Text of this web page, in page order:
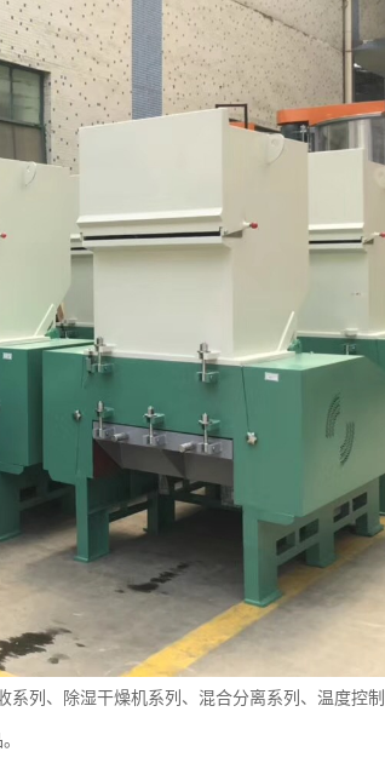
列、除湿干燥机系列、混合分离系列、温度控